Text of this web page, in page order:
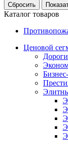
Каталог товаров
Ценовой